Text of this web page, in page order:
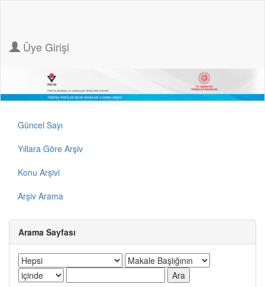
Üye Girişi
Güncel Sayı
Yıllara Göre Arşiv
Konu Arşivi
Arşiv Arama
Arama Sayfası